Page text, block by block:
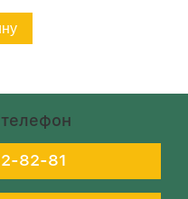
82-81